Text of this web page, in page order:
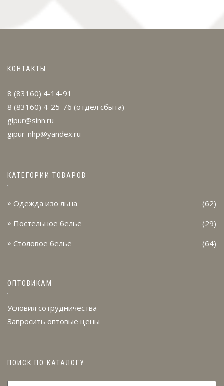
КОНТАКТЫ
8 (83160) 4-14-91
8 (83160) 4-25-76 (отдел сбыта)
gipur@sinn.ru
gipur-nhp@yandex.ru
КАТЕГОРИИ ТОВАРОВ
Одежда изо льна (62)
Постельное белье (29)
Столовое белье (64)
ОПТОВИКАМ
Условия сотрудничества
Запросить оптовые цены
ПОИСК ПО КАТАЛОГУ